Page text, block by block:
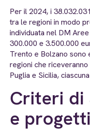
Per il 2024, i
tra le regioni in modo
individuata nel DM
300.000 e 3.500.000
Trento e Bolzano sono
regioni che
Puglia e Sicilia,
Criteri di
e